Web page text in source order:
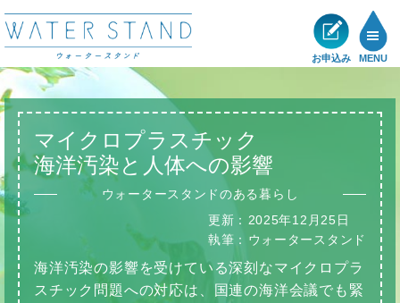
お申込み MENU
製品一覧
メリット
ショールーム
展示・キャンペーン情報
マイクロプラスチック
海洋汚染と人体への影響
ウォータースタンドのある暮らし
更新： 2025年12月25日
執筆： ウォータースタンド
海洋汚染の影響を受けている深刻なマイクロプラ
スチック問題への対応は、国連の海洋会議でも緊